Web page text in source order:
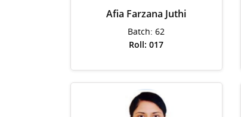
Afia Farzana Juthi
Batch: 62
Roll: 017